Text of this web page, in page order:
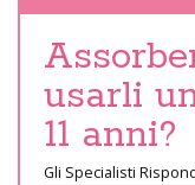
usarli
11 anni?
Gli Specialisti